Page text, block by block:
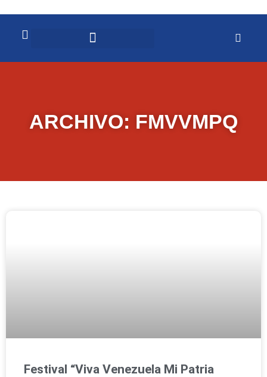
ARCHIVO: FMVVMPQ
Festival “Viva Venezuela Mi Patria